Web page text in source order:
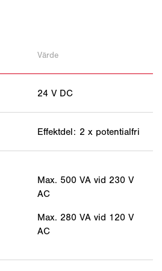
Värde
24 V DC
Effektdel: 2 x potentialfri
Max. 500 VA vid 230 V
AC
Max. 280 VA vid 120 V
AC